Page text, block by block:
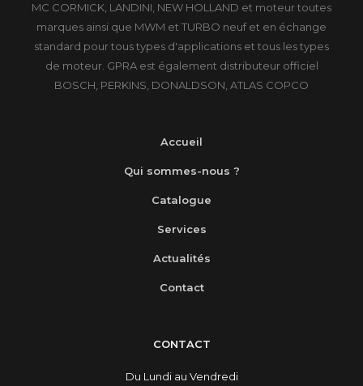
MC CORMICK, LANDINI, NEW HOLLAND et moteur toutes
marques ainsi que MWM et TURBO neuf et en échange
standard pour tous types d'applications et tous les types
de moteur. GPRA est également distributeur officiel
BOSCH, PERKINS, DONALDSON, ATLAS COPCO
Accueil
Qui sommes-nous ?
Catalogue
Services
Actualités
Contact
CONTACT
Du Lundi au Vendredi